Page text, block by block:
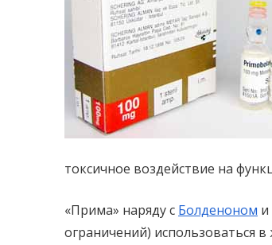
токсичное воздействие на
«Прима» наряду с Болденоном и
ограничений) использоваться